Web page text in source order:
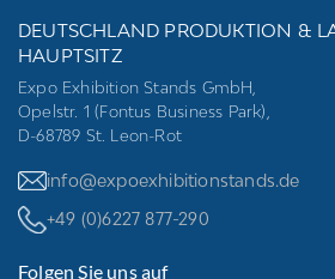
DEUTSCHLAND PRODUKTION &
HAUPTSITZ
Expo Exhibition Stands GmbH,
Opelstr. 1 (Fontus Business Park),
D-68789 St. Leon-Rot
info@expoexhibitionstands.de
+49 (0)6227 877-290
Folgen Sie uns auf